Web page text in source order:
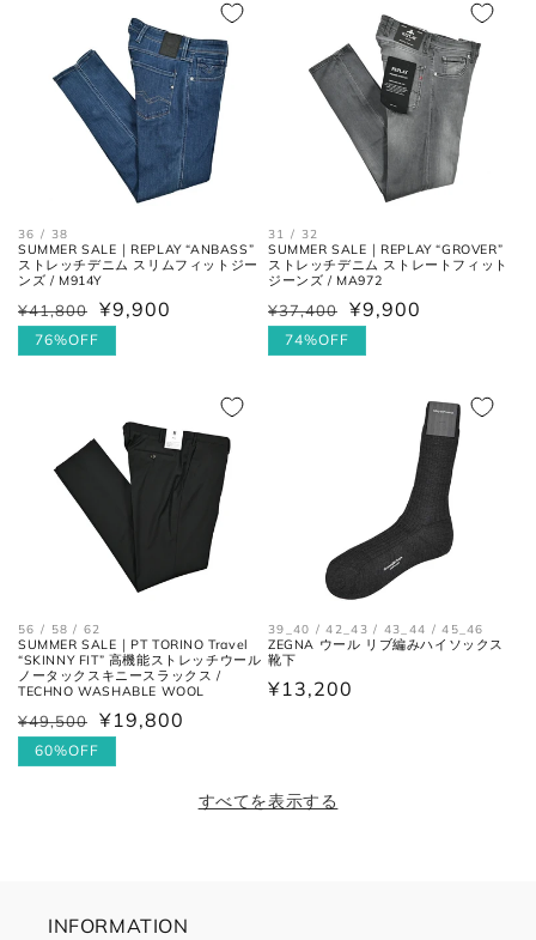
36 / 38
SUMMER SALE｜REPLAY “ANBASS”
ストレッチデニム スリムフィットジー
ンズ / M914Y
通
常
¥41,800
セ
ー
¥9,900
76%OFF
31 / 32
SUMMER SALE｜REPLAY “GROVER”
ストレッチデニム ストレートフィット
ジーンズ / MA972
通
常
¥37,400
セ
ー
¥9,900
74%OFF
56 / 58 / 62
SUMMER SALE｜PT TORINO Travel
“SKINNY FIT” 高機能ストレッチウール
ノータックスキニースラックス /
TECHNO WASHABLE WOOL
通
常
¥49,500
セ
ー
¥19,800
60%OFF
39_40 / 42_43 / 43_44 / 45_46
ZEGNA ウール リブ編みハイソックス
靴下
通
¥13,200
すべてを表示する
INFORMATION